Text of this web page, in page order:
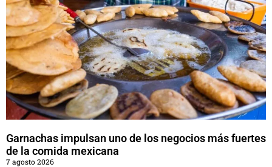
Garnachas impulsan uno de los negocios más fuertes
de la comida mexicana
7 agosto 2026